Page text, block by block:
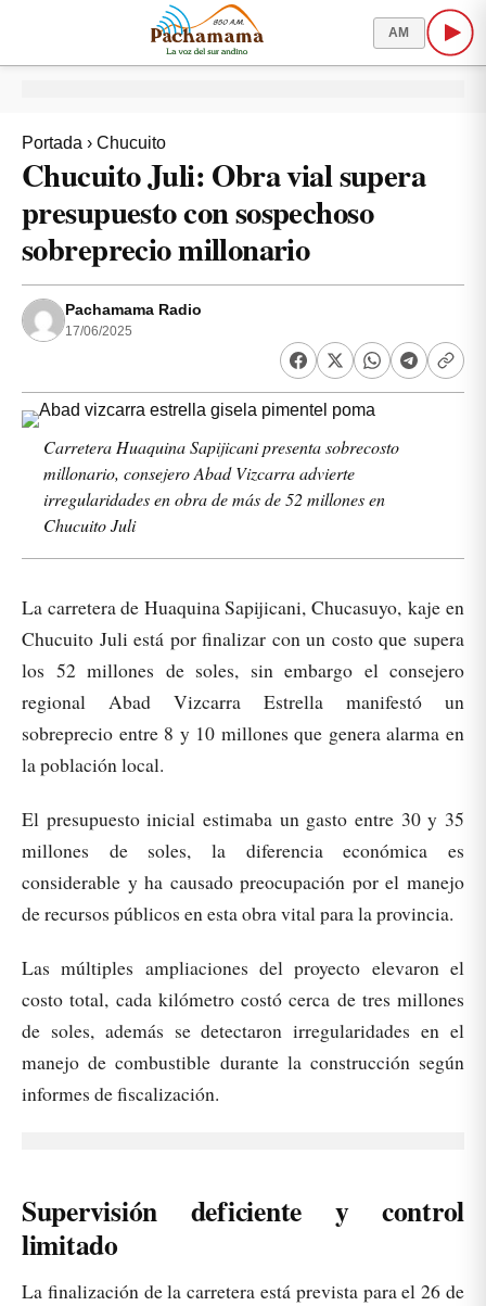
AM
Portada › Chucuito
Chucuito Juli: Obra vial supera
presupuesto con sospechoso
sobreprecio millonario
Pachamama Radio
17/06/2025
Carretera Huaquina Sapijicani presenta sobrecosto
millonario, consejero Abad Vizcarra advierte
irregularidades en obra de más de 52 millones en
Chucuito Juli
La carretera de Huaquina Sapijicani, Chucasuyo, kaje en
Chucuito Juli está por finalizar con un costo que supera
los 52 millones de soles, sin embargo el consejero
regional Abad Vizcarra Estrella manifestó un
sobreprecio entre 8 y 10 millones que genera alarma en
la población local.
El presupuesto inicial estimaba un gasto entre 30 y 35
millones de soles, la diferencia económica es
considerable y ha causado preocupación por el manejo
de recursos públicos en esta obra vital para la provincia.
Las múltiples ampliaciones del proyecto elevaron el
costo total, cada kilómetro costó cerca de tres millones
de soles, además se detectaron irregularidades en el
manejo de combustible durante la construcción según
informes de fiscalización.
Supervisión deficiente y control
limitado
La finalización de la carretera está prevista para el 26 de